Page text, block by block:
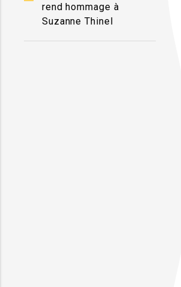
rend hommage à
Suzanne Thinel